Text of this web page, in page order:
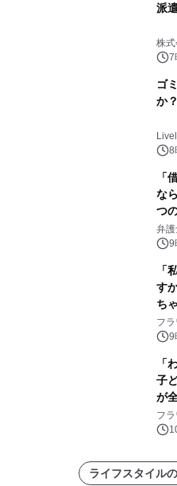
派
株
7
ゴ
か？
8
「
な
つ
弁
9
「
す
ち
フ
9
「
子
が
フ
ライフスタイル